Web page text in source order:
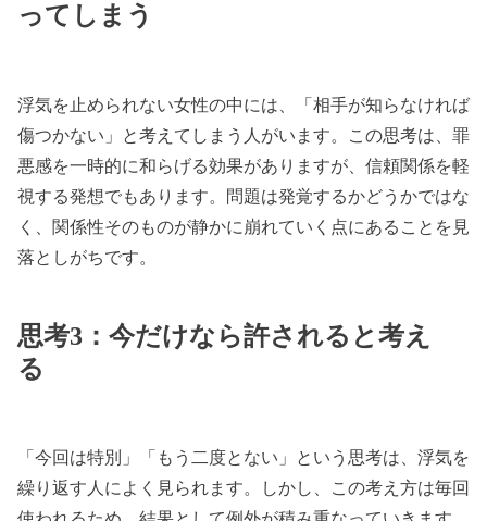
ってしまう
浮気を止められない女性の中には、「相手が知らなければ
傷つかない」と考えてしまう人がいます。この思考は、罪
悪感を一時的に和らげる効果がありますが、信頼関係を軽
視する発想でもあります。問題は発覚するかどうかではな
く、関係性そのものが静かに崩れていく点にあることを見
落としがちです。
思考3：今だけなら許されると考え
る
「今回は特別」「もう二度とない」という思考は、浮気を
繰り返す人によく見られます。しかし、この考え方は毎回